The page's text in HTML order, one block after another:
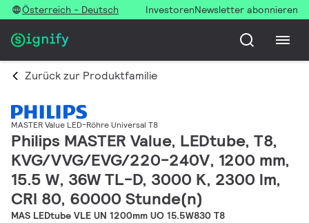
Österreich - Deutsch InvestorenNewsletter abonnieren
Zurück zur Produktfamilie
MASTER Value LED-Röhre Universal T8
Philips MASTER Value, LEDtube, T8,
KVG/VVG/EVG/220-240V, 1200 mm,
15.5 W, 36W TL-D, 3000 K, 2300 lm,
CRI 80, 60000 Stunde(n)
MAS LEDtube VLE UN 1200mm UO 15.5W830 T8